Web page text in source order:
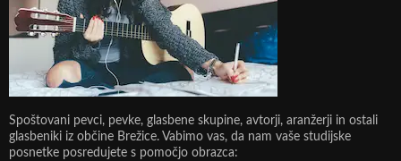
Spoštovani pevci, pevke, glasbene skupine, avtorji, aranžerji in ostali
glasbeniki iz občine Brežice. Vabimo vas, da nam vaše studijske
posnetke posredujete s pomočjo obrazca: